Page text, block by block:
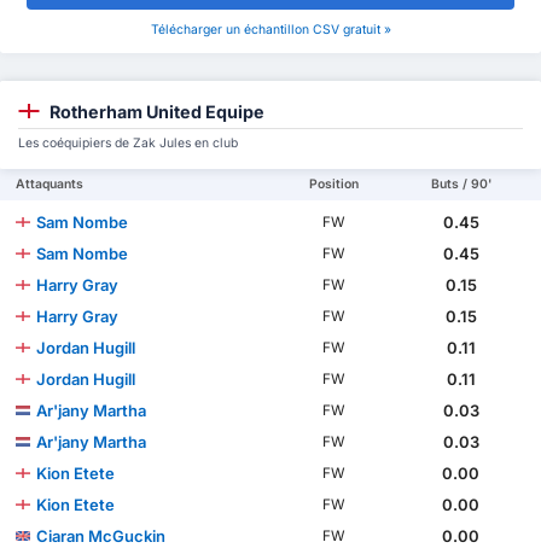
Télécharger un échantillon CSV gratuit »
Rotherham United Equipe
Les coéquipiers de Zak Jules en club
Attaquants Position Buts / 90'
Sam Nombe FW
0.45
Sam Nombe
FW
0.45
Harry Gray
FW
0.15
Harry Gray
FW
0.15
Jordan Hugill
FW
0.11
Jordan Hugill
FW
0.11
Ar'jany Martha
FW
0.03
Ar'jany Martha
FW
0.03
Kion Etete
FW
0.00
Kion Etete
FW
0.00
Ciaran McGuckin
FW
0.00